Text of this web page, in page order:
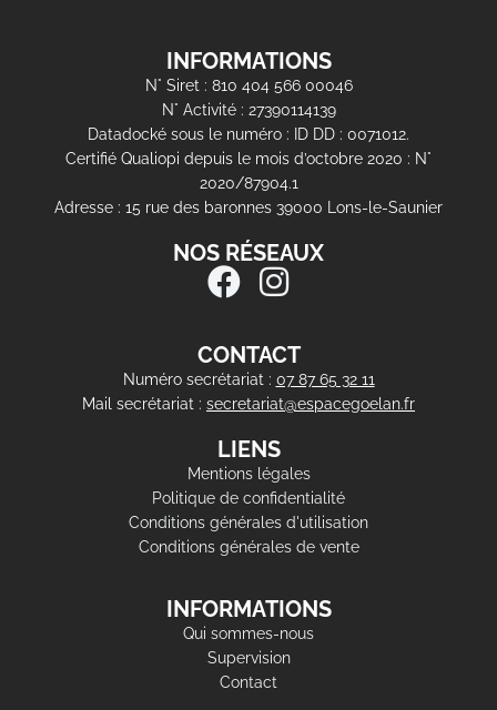
INFORMATIONS
N° Siret : 810 404 566 00046
N° Activité : 27390114139
Datadocké sous le numéro : ID DD : 0071012.
Certifié Qualiopi depuis le mois d’octobre 2020 : N°
2020/87904.1
Adresse : 15 rue des baronnes 39000 Lons-le-Saunier
NOS RÉSEAUX
CONTACT
Numéro secrétariat : 07 87 65 32 11
Mail secrétariat : secretariat@espacegoelan.fr
LIENS
Mentions légales
Politique de confidentialité
Conditions générales d'utilisation
Conditions générales de vente
INFORMATIONS
Qui sommes-nous
Supervision
Contact